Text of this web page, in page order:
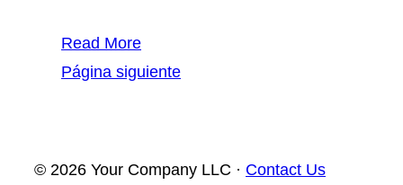
Read More
Página siguiente
© 2026 Your Company LLC · Contact Us